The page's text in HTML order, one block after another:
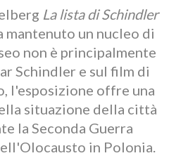
La lista di Schindler
mantenuto un nucleo di
non è principalmente
Schindler e sul film di
l'esposizione offre una
situazione della città
la Seconda Guerra
in Polonia.